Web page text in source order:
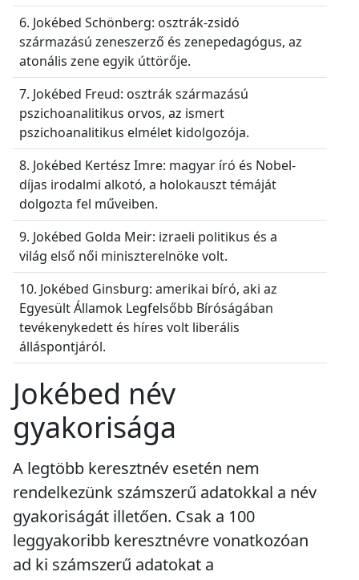
6. Jokébed Schönberg: osztrák-zsidó
származású zeneszerző és zenepedagógus, az
atonális zene egyik úttörője.
7. Jokébed Freud: osztrák származású
pszichoanalitikus orvos, az ismert
pszichoanalitikus elmélet kidolgozója.
8. Jokébed Kertész Imre: magyar író és Nobel-
díjas irodalmi alkotó, a holokauszt témáját
dolgozta fel műveiben.
9. Jokébed Golda Meir: izraeli politikus és a
világ első női miniszterelnöke volt.
10. Jokébed Ginsburg: amerikai bíró, aki az
Egyesült Államok Legfelsőbb Bíróságában
tevékenykedett és híres volt liberális
álláspontjáról.
Jokébed név
gyakorisága
A legtöbb keresztnév esetén nem
rendelkezünk számszerű adatokkal a név
gyakoriságát illetően. Csak a 100
leggyakoribb keresztnévre vonatkozóan
ad ki számszerű adatokat a